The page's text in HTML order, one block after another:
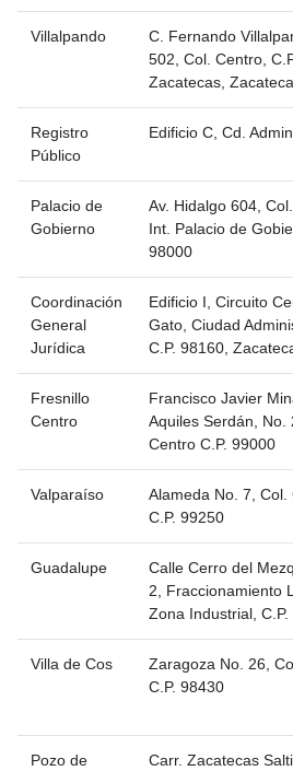
Villalpando
C. Fernando
502, Col. Centro,
Zacatecas,
Registro
Público
Edificio C, Cd.
Palacio de
Gobierno
Av. Hidalgo 604,
Int. Palacio de
98000
Coordinación
General
Jurídica
Edificio I, Circuito
Gato, Ciudad
C.P. 98160,
Fresnillo
Centro
Francisco Javier
Aquiles Serdán, No.
Centro C.P. 99000
Valparaíso
Alameda No. 7, Col.
C.P. 99250
Guadalupe
Calle Cerro del
2, Fraccionamiento
Zona Industrial,
Villa de Cos
Zaragoza No. 26,
C.P. 98430
Pozo de
Carr. Zacatecas